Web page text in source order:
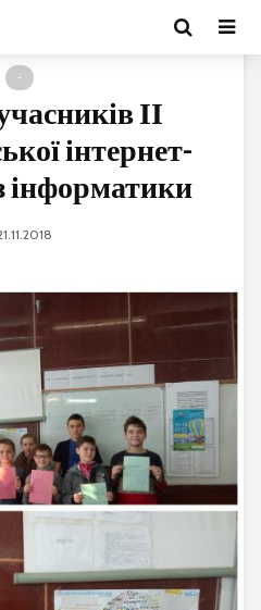
-
ІІ
інтернет-
інформатики